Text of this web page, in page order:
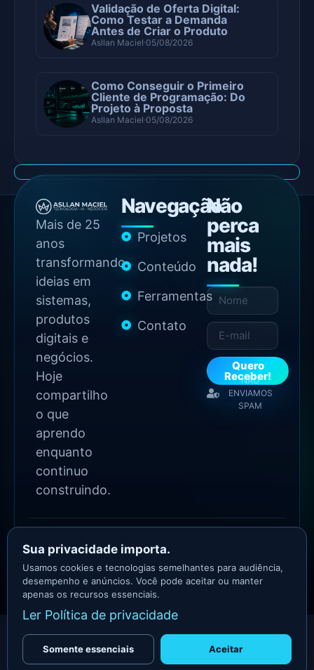
Validação de Oferta Digital:
Como Testar a Demanda
Antes de Criar o Produto
Asllan Maciel 05/08/2026
Como Conseguir o Primeiro
Cliente de Programação: Do
Projeto à Proposta
Asllan Maciel 05/08/2026
Mais de 25
anos
transformando
ideias em
sistemas,
produtos
digitais e
negócios.
Hoje
compartilho
o que
aprendo
enquanto
continuo
construindo.
Navegação
Projetos
Conteúdo
Ferramentas
Contato
Não
perca
mais
nada!
Quero
Receber!
NÃO
ENVIAMOS
SPAM
os direitos reservados
Asllan Maciel | Tecnologia, IA
e Produtos Digitais
Sua privacidade importa.
Usamos cookies e tecnologias semelhantes para audiência,
desempenho e anúncios. Você pode aceitar ou manter
apenas os recursos essenciais.
Ler Política de privacidade
Somente essenciais Aceitar